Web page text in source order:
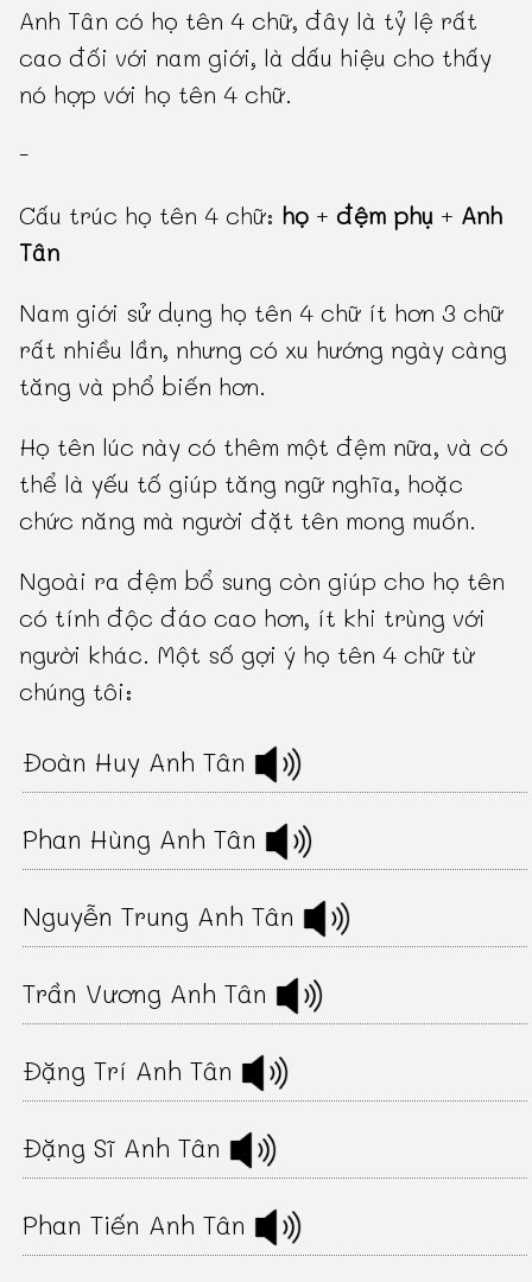
Anh Tân có họ tên 4 chữ, đây là tỷ lệ rất
cao đối với nam giới, là dấu hiệu cho thấy
nó hợp với họ tên 4 chữ.
-
Cấu trúc họ tên 4 chữ: họ +đệm phụ + Anh
Tân
Nam giới sử dụng họ tên 4 chữ ít hơn 3 chữ
rất nhiều lần, nhưng có xu hướng ngày càng
tăng và phổ biến hơn.
Họ tên lúc này có thêm một đệm nữa, và có
thể là yếu tố giúp tăng ngữ nghĩa, hoặc
chức năng mà người đặt tên mong muốn.
Ngoài ra đệm bổ sung còn giúp cho họ tên
có tính độc đáo cao hơn, ít khi trùng với
người khác. Một số gợi ý họ tên 4 chữ từ
chúng tôi:
Đoàn Huy Anh Tân
Phan Hùng Anh Tân
Nguyễn Trung Anh Tân
Trần Vương Anh Tân
Đặng Trí Anh Tân
Đặng Sĩ Anh Tân
Phan Tiến Anh Tân